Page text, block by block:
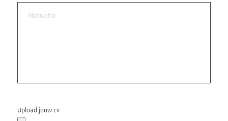
Upload jouw cv